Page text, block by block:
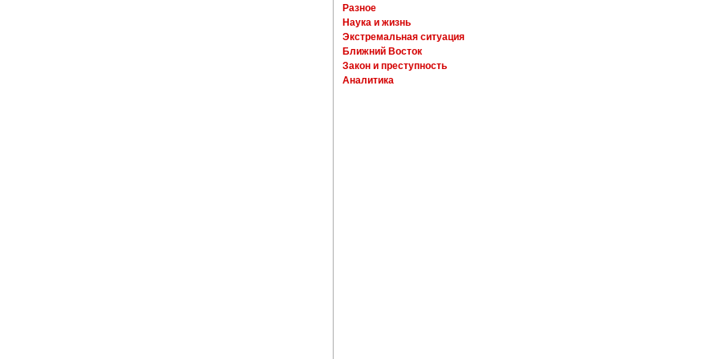
Разное
Наука и жизнь
Экстремальная ситуация
Ближний Восток
Закон и преступность
Аналитика